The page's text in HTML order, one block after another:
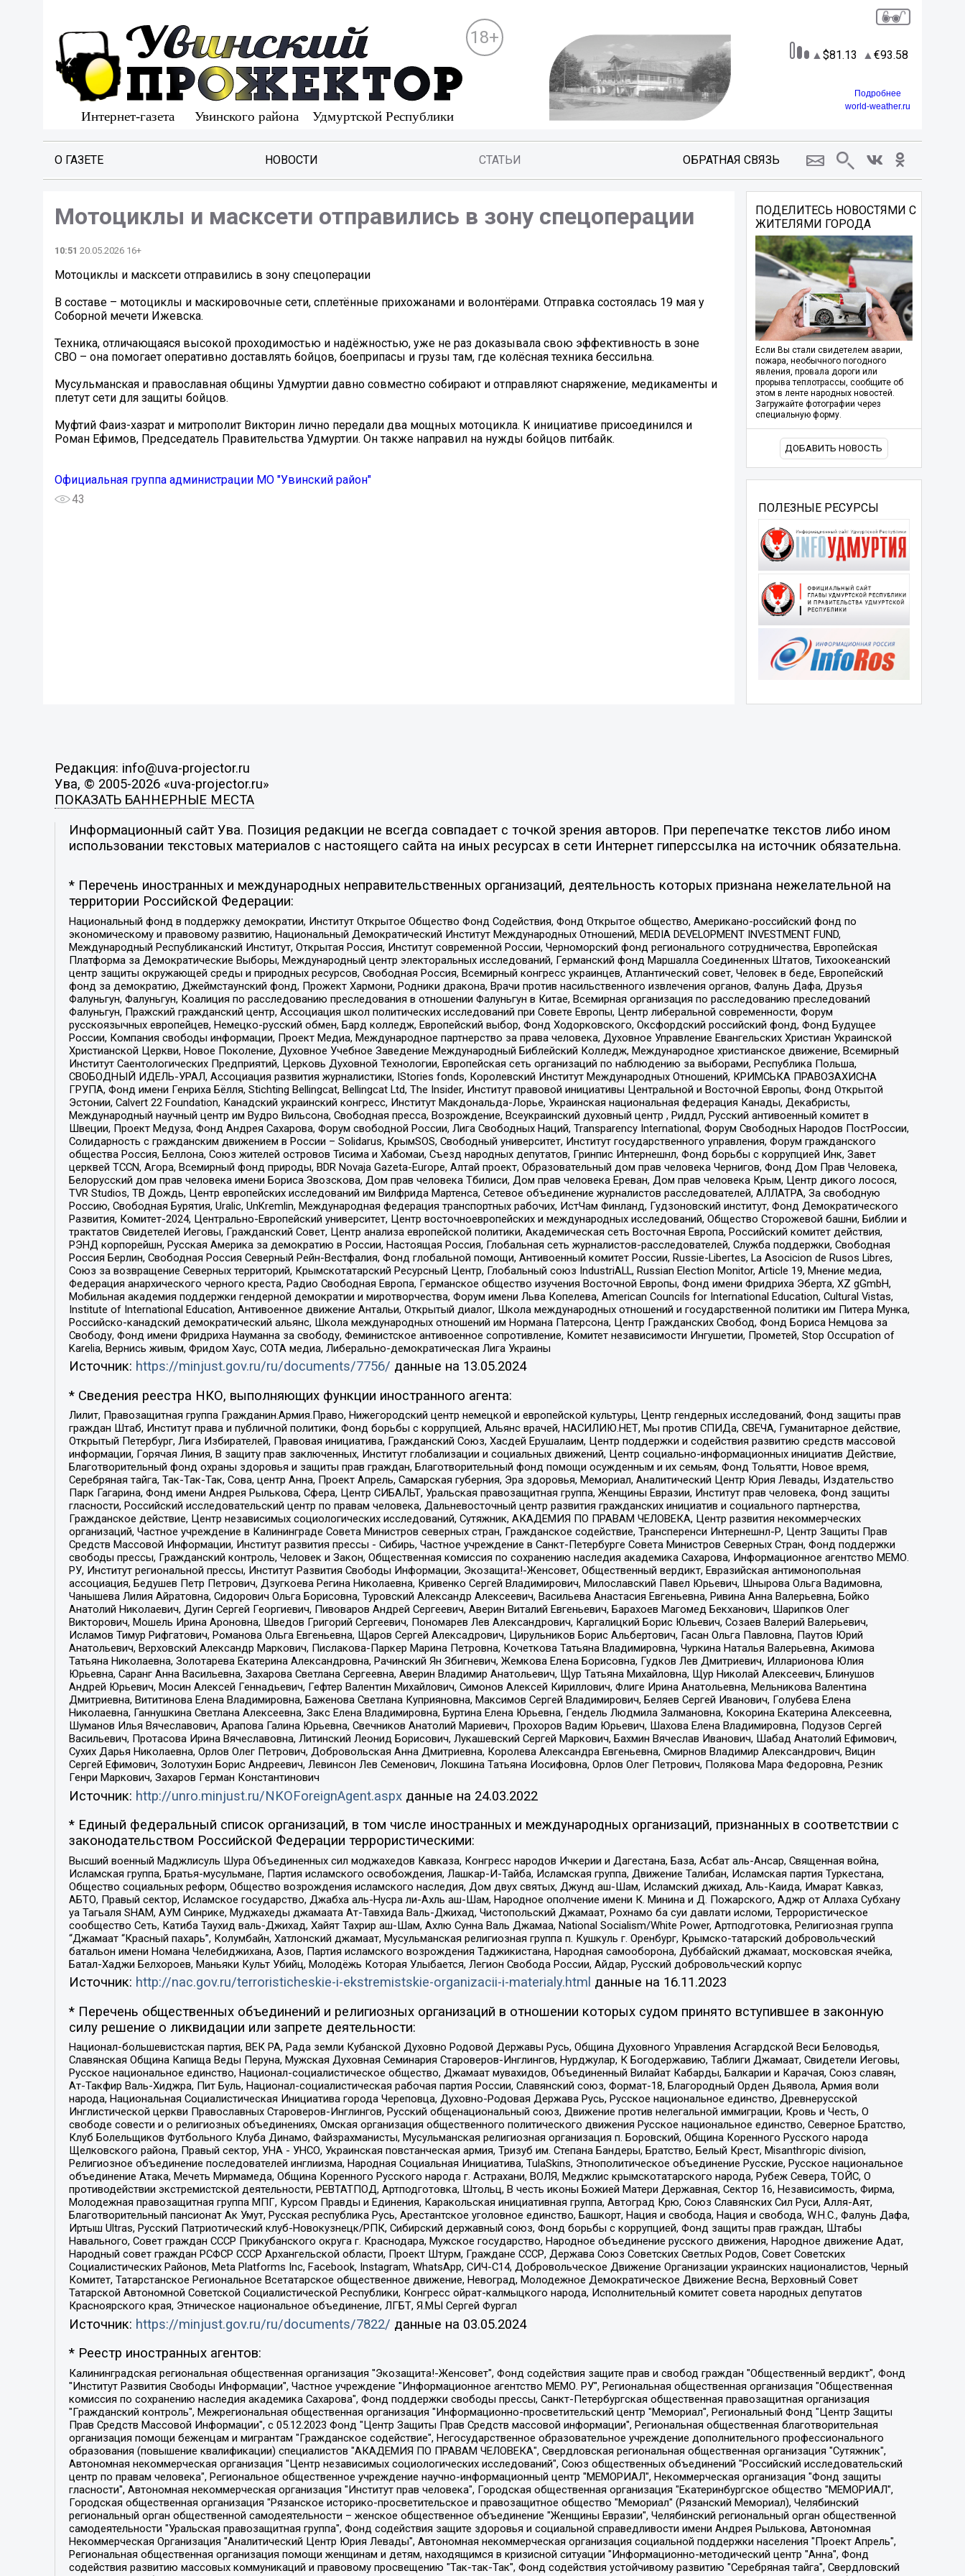
18+
81.13 93.58
Подробнее
world-weather.ru
О ГАЗЕТЕ НОВОСТИ СТАТЬИ ОБРАТНАЯ СВЯЗЬ
Мотоциклы и масксети отправились в зону спецоперации
10:51 20.05.2026 16+
Мотоциклы и масксети отправились в зону спецоперации
В составе – мотоциклы и маскировочные сети, сплетённые прихожанами и волонтёрами. Отправка состоялась 19 мая у
Соборной мечети Ижевска.
Техника, отличающаяся высокой проходимостью и надёжностью, уже не раз доказывала свою эффективность в зоне
СВО – она помогает оперативно доставлять бойцов, боеприпасы и грузы там, где колёсная техника бессильна.
Мусульманская и православная общины Удмуртии давно совместно собирают и отправляют снаряжение, медикаменты и
плетут сети для защиты бойцов.
Муфтий Фаиз-хазрат и митрополит Викторин лично передали два мощных мотоцикла. К инициативе присоединился и
Роман Ефимов, Председатель Правительства Удмуртии. Он также направил на нужды бойцов питбайк.
Официальная группа администрации МО "Увинский район"
43
ПОДЕЛИТЕСЬ НОВОСТЯМИ С
ЖИТЕЛЯМИ ГОРОДА
Если Вы стали свидетелем аварии,
пожара, необычного погодного
явления, провала дороги или
прорыва теплотрассы, сообщите об
этом в ленте народных новостей.
Загружайте фотографии через
специальную форму.
ДОБАВИТЬ НОВОСТЬ
ПОЛЕЗНЫЕ РЕСУРСЫ
Редакция: info@uva-projector.ru
Ува, © 2005-2026 «uva-projector.ru»
ПОКАЗАТЬ БАННЕРНЫЕ МЕСТА
Информационный сайт Ува. Позиция редакции не всегда совпадает с точкой зрения авторов. При перепечатке текстов либо ином
использовании текстовых материалов с настоящего сайта на иных ресурсах в сети Интернет гиперссылка на источник обязательна.
* Перечень иностранных и международных неправительственных организаций, деятельность которых признана нежелательной на
территории Российской Федерации:
Национальный фонд в поддержку демократии, Институт Открытое Общество Фонд Содействия, Фонд Открытое общество, Американо-российский фонд по
экономическому и правовому развитию, Национальный Демократический Институт Международных Отношений, MEDIA DEVELOPMENT INVESTMENT FUND,
Международный Республиканский Институт, Открытая Россия, Институт современной России, Черноморский фонд регионального сотрудничества, Европейская
Платформа за Демократические Выборы, Международный центр электоральных исследований, Германский фонд Маршалла Соединенных Штатов, Тихоокеанский
центр защиты окружающей среды и природных ресурсов, Свободная Россия, Всемирный конгресс украинцев, Атлантический совет, Человек в беде, Европейский
фонд за демократию, Джеймстаунский фонд, Прожект Хармони, Родники дракона, Врачи против насильственного извлечения органов, Фалунь Дафа, Друзья
Фалуньгун, Фалуньгун, Коалиция по расследованию преследования в отношении Фалуньгун в Китае, Всемирная организация по расследованию преследований
Фалуньгун, Пражский гражданский центр, Ассоциация школ политических исследований при Совете Европы, Центр либеральной современности, Форум
русскоязычных европейцев, Немецко-русский обмен, Бард колледж, Европейский выбор, Фонд Ходорковского, Оксфордский российский фонд, Фонд Будущее
России, Компания свободы информации, Проект Медиа, Международное партнерство за права человека, Духовное Управление Евангельских Христиан Украинской
Христианской Церкви, Новое Поколение, Духовное Учебное Заведение Международный Библейский Колледж, Международное христианское движение, Всемирный
Институт Саентологических Предприятий, Церковь Духовной Технологии, Европейская сеть организаций по наблюдению за выборами, Республика Польша,
СВОБОДНЫЙ ИДЕЛЬ-УРАЛ, Ассоциация развития журналистики, IStories fonds, Королевский Институт Международных Отношений, КРИМСЬКА ПРАВОЗАХИСНА
ГРУПА, Фонд имени Генриха Бёлля, Stichting Bellingcat, Bellingcat Ltd, The Insider, Институт правовой инициативы Центральной и Восточной Европы, Фонд Открытой
Эстонии, Calvert 22 Foundation, Канадский украинский конгресс, Институт Макдональда-Лорье, Украинская национальная федерация Канады, Декабристы,
Международный научный центр им Вудро Вильсона, Свободная пресса, Возрождение, Всеукраинский духовный центр , Риддл, Русский антивоенный комитет в
Швеции, Проект Медуза, Фонд Андрея Сахарова, Форум свободной России, Лига Свободных Наций, Transparеncy International, Форум Свободных Народов ПостРоссии,
Солидарность с гражданским движением в России – Solidarus, КрымSOS, Свободный университет, Институт государственного управления, Форум гражданского
общества Россия, Беллона, Союз жителей островов Тисима и Хабомаи, Съезд народных депутатов, Гринпис Интернешнл, Фонд борьбы с коррупцией Инк, Завет
церквей TCCN, Агора, Всемирный фонд природы, BDR Novaja Gazeta-Europe, Алтай проект, Образовательный дом прав человека Чернигов, Фонд Дом Прав Человека,
Белорусский дом прав человека имени Бориса Звозскова, Дом прав человека Тбилиси, Дом прав человека Ереван, Дом прав человека Крым, Центр дикого лосося,
TVR Studios, ТВ Дождь, Центр европейских исследований им Вилфрида Мартенса, Сетевое объединение журналистов расследователей, АЛЛАТРА, За свободную
Россию, Свободная Бурятия, Uralic, UnKremlin, Международная федерация транспортных рабочих, ИстЧам Финланд, Гудзоновский институт, Фонд Демократического
Развития, Комитет-2024, Центрально-Европейский университет, Центр восточноевропейских и международных исследований, Общество Сторожевой башни, Библии и
трактатов Свидетелей Иеговы, Гражданский Совет, Центр анализа европейской политики, Академическая сеть Восточная Европа, Российский комитет действия,
РЭНД корпорейшн, Русская Америка за демократию в России, Настоящая Россия, Глобальная сеть журналистов-расследователей, Служба поддержки, Свободная
Россия Берлин, Свободная Россия Северный Рейн-Вестфалия, Фонд глобальной помощи, Антивоенный комитет России, Russie-Libertes, La Asocicion de Rusos Libres,
Союз за возвращение Северных территорий, Крымскотатарский Ресурсный Центр, Глобальный союз IndustriALL, Russian Election Monitor, Article 19, Мнение медиа,
Федерация анархического черного креста, Радио Свободная Европа, Германское общество изучения Восточной Европы, Фонд имени Фридриха Эберта, XZ gGmbH,
Мобильная академия поддержки гендерной демократии и миротворчества, Форум имени Льва Копелева, American Councils for International Education, Cultural Vistas,
Institute of International Education, Антивоенное движение Антальи, Открытый диалог, Школа международных отношений и государственной политики им Питера Мунка,
Российско-канадский демократический альянс, Школа международных отношений им Нормана Патерсона, Центр Гражданских Свобод, Фонд Бориса Немцова за
Свободу, Фонд имени Фридриха Науманна за свободу, Феминистское антивоенное сопротивление, Комитет независимости Ингушетии, Прометей, Stop Occupation of
Karelia, Вернись живым, Фридом Хаус, СОТА медиа, Либерально-демократическая Лига Украины
Источник: https://minjust.gov.ru/ru/documents/7756/ данные на 13.05.2024
* Сведения реестра НКО, выполняющих функции иностранного агента:
Лилит, Правозащитная группа Гражданин.Армия.Право, Нижегородский центр немецкой и европейской культуры, Центр гендерных исследований, Фонд защиты прав
граждан Штаб, Институт права и публичной политики, Фонд борьбы с коррупцией, Альянс врачей, НАСИЛИЮ.НЕТ, Мы против СПИДа, СВЕЧА, Гуманитарное действие,
Открытый Петербург, Лига Избирателей, Правовая инициатива, Гражданский Союз, Хасдей Ерушалаим, Центр поддержки и содействия развитию средств массовой
информации, Горячая Линия, В защиту прав заключенных, Институт глобализации и социальных движений, Центр социально-информационных инициатив Действие,
Благотворительный фонд охраны здоровья и защиты прав граждан, Благотворительный фонд помощи осужденным и их семьям, Фонд Тольятти, Новое время,
Серебряная тайга, Так-Так-Так, Сова, центр Анна, Проект Апрель, Самарская губерния, Эра здоровья, Мемориал, Аналитический Центр Юрия Левады, Издательство
Парк Гагарина, Фонд имени Андрея Рылькова, Сфера, Центр СИБАЛЬТ, Уральская правозащитная группа, Женщины Евразии, Институт прав человека, Фонд защиты
гласности, Российский исследовательский центр по правам человека, Дальневосточный центр развития гражданских инициатив и социального партнерства,
Гражданское действие, Центр независимых социологических исследований, Сутяжник, АКАДЕМИЯ ПО ПРАВАМ ЧЕЛОВЕКА, Центр развития некоммерческих
организаций, Частное учреждение в Калининграде Совета Министров северных стран, Гражданское содействие, Трансперенси Интернешнл-Р, Центр Защиты Прав
Средств Массовой Информации, Институт развития прессы - Сибирь, Частное учреждение в Санкт-Петербурге Совета Министров Северных Стран, Фонд поддержки
свободы прессы, Гражданский контроль, Человек и Закон, Общественная комиссия по сохранению наследия академика Сахарова, Информационное агентство МЕМО.
РУ, Институт региональной прессы, Институт Развития Свободы Информации, Экозащита!-Женсовет, Общественный вердикт, Евразийская антимонопольная
ассоциация, Бедушев Петр Петрович, Дзугкоева Регина Николаевна, Кривенко Сергей Владимирович, Милославский Павел Юрьевич, Шнырова Ольга Вадимовна,
Чанышева Лилия Айратовна, Сидорович Ольга Борисовна, Туровский Александр Алексеевич, Васильева Анастасия Евгеньевна, Ривина Анна Валерьевна, Бойко
Анатолий Николаевич, Дугин Сергей Георгиевич, Пивоваров Андрей Сергеевич, Аверин Виталий Евгеньевич, Барахоев Магомед Бекханович, Шарипков Олег
Викторович, Мошель Ирина Ароновна, Шведов Григорий Сергеевич, Пономарев Лев Александрович, Каргалицкий Борис Юльевич, Созаев Валерий Валерьевич,
Исламов Тимур Рифгатович, Романова Ольга Евгеньевна, Щаров Сергей Алексадрович, Цирульников Борис Альбертович, Гасан Ольга Павловна, Паутов Юрий
Анатольевич, Верховский Александр Маркович, Пислакова-Паркер Марина Петровна, Кочеткова Татьяна Владимировна, Чуркина Наталья Валерьевна, Акимова
Татьяна Николаевна, Золотарева Екатерина Александровна, Рачинский Ян Збигневич, Жемкова Елена Борисовна, Гудков Лев Дмитриевич, Илларионова Юлия
Юрьевна, Саранг Анна Васильевна, Захарова Светлана Сергеевна, Аверин Владимир Анатольевич, Щур Татьяна Михайловна, Щур Николай Алексеевич, Блинушов
Андрей Юрьевич, Мосин Алексей Геннадьевич, Гефтер Валентин Михайлович, Симонов Алексей Кириллович, Флиге Ирина Анатольевна, Мельникова Валентина
Дмитриевна, Вититинова Елена Владимировна, Баженова Светлана Куприяновна, Максимов Сергей Владимирович, Беляев Сергей Иванович, Голубева Елена
Николаевна, Ганнушкина Светлана Алексеевна, Закс Елена Владимировна, Буртина Елена Юрьевна, Гендель Людмила Залмановна, Кокорина Екатерина Алексеевна,
Шуманов Илья Вячеславович, Арапова Галина Юрьевна, Свечников Анатолий Мариевич, Прохоров Вадим Юрьевич, Шахова Елена Владимировна, Подузов Сергей
Васильевич, Протасова Ирина Вячеславовна, Литинский Леонид Борисович, Лукашевский Сергей Маркович, Бахмин Вячеслав Иванович, Шабад Анатолий Ефимович,
Сухих Дарья Николаевна, Орлов Олег Петрович, Добровольская Анна Дмитриевна, Королева Александра Евгеньевна, Смирнов Владимир Александрович, Вицин
Сергей Ефимович, Золотухин Борис Андреевич, Левинсон Лев Семенович, Локшина Татьяна Иосифовна, Орлов Олег Петрович, Полякова Мара Федоровна, Резник
Генри Маркович, Захаров Герман Константинович
Источник: http://unro.minjust.ru/NKOForeignAgent.aspxданные на 24.03.2022
* Единый федеральный список организаций, в том числе иностранных и международных организаций, признанных в соответствии с
законодательством Российской Федерации террористическими:
Высший военный Маджлисуль Шура Объединенных сил моджахедов Кавказа, Конгресс народов Ичкерии и Дагестана, База, Асбат аль-Ансар, Священная война,
Исламская группа, Братья-мусульмане, Партия исламского освобождения, Лашкар-И-Тайба, Исламская группа, Движение Талибан, Исламская партия Туркестана,
Общество социальных реформ, Общество возрождения исламского наследия, Дом двух святых, Джунд аш-Шам, Исламский джихад, Аль-Каида, Имарат Кавказ,
АБТО, Правый сектор, Исламское государство, Джабха аль-Нусра ли-Ахль аш-Шам, Народное ополчение имени К. Минина и Д. Пожарского, Аджр от Аллаха Субхану
уа Тагьаля SHAM, АУМ Синрике, Муджахеды джамаата Ат-Тавхида Валь-Джихад, Чистопольский Джамаат, Рохнамо ба суи давлати исломи, Террористическое
сообщество Сеть, Катиба Таухид валь-Джихад, Хайят Тахрир аш-Шам, Ахлю Сунна Валь Джамаа, National Socialism/White Power, Артподготовка, Религиозная группа
“Джамаат “Красный пахарь”, Колумбайн, Хатлонский джамаат, Мусульманская религиозная группа п. Кушкуль г. Оренбург, Крымско-татарский добровольческий
батальон имени Номана Челебиджихана, Азов, Партия исламского возрождения Таджикистана, Народная самооборона, Дуббайский джамаат, московская ячейка,
Батал-Хаджи Белхороев, Маньяки Культ Убийц, Молодёжь Которая Улыбается, Легион Свобода России, Айдар, Русский добровольческий корпус
Источник: http://nac.gov.ru/terroristicheskie-i-ekstremistskie-organizacii-i-materialy.html данные на 16.11.2023
* Перечень общественных объединений и религиозных организаций в отношении которых судом принято вступившее в законную
силу решение о ликвидации или запрете деятельности:
Национал-большевистская партия, ВЕК РА, Рада земли Кубанской Духовно Родовой Державы Русь, Община Духовного Управления Асгардской Веси Беловодья,
Славянская Община Капища Веды Перуна, Мужская Духовная Семинария Староверов-Инглингов, Нурджулар, К Богодержавию, Таблиги Джамаат, Свидетели Иеговы,
Русское национальное единство, Национал-социалистическое общество, Джамаат мувахидов, Объединенный Вилайат Кабарды, Балкарии и Карачая, Союз славян,
Ат-Такфир Валь-Хиджра, Пит Буль, Национал-социалистическая рабочая партия России, Славянский союз, Формат-18, Благородный Орден Дьявола, Армия воли
народа, Национальная Социалистическая Инициатива города Череповца, Духовно-Родовая Держава Русь, Русское национальное единство, Древнерусской
Инглистической церкви Православных Староверов-Инглингов, Русский общенациональный союз, Движение против нелегальной иммиграции, Кровь и Честь, О
свободе совести и о религиозных объединениях, Омская организация общественного политического движения Русское национальное единство, Северное Братство,
Клуб Болельщиков Футбольного Клуба Динамо, Файзрахманисты, Мусульманская религиозная организация п. Боровский, Община Коренного Русского народа
Щелковского района, Правый сектор, УНА - УНСО, Украинская повстанческая армия, Тризуб им. Степана Бандеры, Братство, Белый Крест, Misanthropic division,
Религиозное объединение последователей инглиизма, Народная Социальная Инициатива, TulaSkins, Этнополитическое объединение Русские, Русское национальное
объединение Атака, Мечеть Мирмамеда, Община Коренного Русского народа г. Астрахани, ВОЛЯ, Меджлис крымскотатарского народа, Рубеж Севера, ТОЙС, О
противодействии экстремистской деятельности, РЕВТАТПОД, Артподготовка, Штольц, В честь иконы Божией Матери Державная, Сектор 16, Независимость, Фирма,
Молодежная правозащитная группа МПГ, Курсом Правды и Единения, Каракольская инициативная группа, Автоград Крю, Союз Славянских Сил Руси, Алля-Аят,
Благотворительный пансионат Ак Умут, Русская республика Русь, Арестантское уголовное единство, Башкорт, Нация и свобода, Нация и свобода, W.H.С., Фалунь Дафа,
Иртыш Ultras, Русский Патриотический клуб-Новокузнецк/РПК, Сибирский державный союз, Фонд борьбы с коррупцией, Фонд защиты прав граждан, Штабы
Навального, Совет граждан СССР Прикубанского округа г. Краснодара, Мужское государство, Народное объединение русского движения, Народное движение Адат,
Народный совет граждан РСФСР СССР Архангельской области, Проект Штурм, Граждане СССР, Держава Союз Советских Светлых Родов, Совет Советских
Социалистических Районов, Meta Platforms Inc, Facebook, Instagram, WhatsApp, СИЧ-С14, Добровольческое Движение Организации украинских националистов, Черный
Комитет, Татарстанское Региональное Всетатарское общественное движение, Невоград, Молодежное Демократическое Движение Весна, Верховный Совет
Татарской Автономной Советской Социалистической Республики, Конгресс ойрат-калмыцкого народа, Исполнительный комитет совета народных депутатов
Красноярского края, Этническое национальное объединение, ЛГБТ, Я.МЫ Сергей Фургал
Источник: https://minjust.gov.ru/ru/documents/7822/ данные на 03.05.2024
* Реестр иностранных агентов:
Калининградская региональная общественная организация "Экозащита!-Женсовет", Фонд содействия защите прав и свобод граждан "Общественный вердикт", Фонд "Институт Развития Свободы Информации", Частное учреждение "Информационное агентство МЕМО. РУ", Региональная общественная организация "Общественная комиссия по сохранению наследия академика Сахарова", Фонд поддержки свободы прессы, Санкт-Петербургская общественная правозащитная организация "Гражданский контроль", Межрегиональная общественная организация "Информационно-просветительский центр "Мемориал", Региональный Фонд "Центр Защиты Прав Средств Массовой Информации", с 05.12.2023 Фонд "Центр Защиты Прав Средств массовой информации", Региональная общественная благотворительная организация помощи беженцам и мигрантам "Гражданское содействие", Негосударственное образовательное учреждение дополнительного профессионального образования (повышение квалификации) специалистов "АКАДЕМИЯ ПО ПРАВАМ ЧЕЛОВЕКА", Свердловская региональная общественная организация "Сутяжник", Автономная некоммерческая организация "Центр независимых социологических исследований", Союз общественных объединений "Российский исследовательский центр по правам человека", Региональное общественное учреждение научно-информационный центр "МЕМОРИАЛ", Некоммерческая организация "Фонд защиты гласности", Автономная некоммерческая организация "Институт прав человека", Городская общественная организация "Екатеринбургское общество "МЕМОРИАЛ", Городская общественная организация "Рязанское историко-просветительское и правозащитное общество "Мемориал" (Рязанский Мемориал), Челябинский региональный орган общественной самодеятельности – женское общественное объединение "Женщины Евразии", Челябинский региональный орган общественной самодеятельности "Уральская правозащитная группа", Фонд содействия защите здоровья и социальной справедливости имени Андрея Рылькова, Автономная Некоммерческая Организация "Аналитический Центр Юрия Левады", Автономная некоммерческая организация социальной поддержки населения "Проект Апрель", Региональная общественная организация помощи женщинам и детям, находящимся в кризисной ситуации "Информационно-методический центр "Анна", Фонд содействия развитию массовых коммуникаций и правовому просвещению "Так-так-Так", Фонд содействия устойчивому развитию "Серебряная тайга", Свердловский региональный общественный фонд социальных проектов "Новое время", "Idel.Реалии", Кавказ.Реалии, Крым.Реалии, Телеканал Настоящее Время, Татаро-башкирская служба Радио Свобода (Azatliq Radiosi), Радио Свободная Европа/Радио Свобода (PCE/PC), "Сибирь.Реалии", "Фактограф", Благотворительный фонд помощи осужденным и их семьям, Автономная некоммерческая организация "Институт глобализации и социальных движений", Фонд "В защиту прав заключенных", Частное учреждение "Центр поддержки и содействия развитию средств массовой информации", Пензенский региональный общественный благотворительный фонд "Гражданский союз", "Север.Реалии", Некоммерческая организация Фонд "Правовая инициатива", Общество с ограниченной ответственностью "Радио Свободная Европа/Радио Свобода", Чешское информационное агентство "MEDIUM-ORIENT", Красноярская региональная общественная организация "Мы против СПИДа", Камалягин Денис Николаевич, Маркелов Сергей Евгеньевич, Пономарев Лев Александрович, Савицкая Людмила Алексеевна, Автономная некоммерческая организация "Центр по работе с проблемой насилия "НАСИЛИЮ.НЕТ", Межрегиональный профессиональный союз работников здравоохранения "Альянс врачей", Юридическое лицо, зарегистрированное в Латвийской Республике, SIA "Medusa Project" (регистрационный номер 40103797863, дата регистрации 10.06.2014), Некоммерческая организация "Фонд по борьбе с коррупцией", Автономная некоммерческая организация "Институт права и публичной политики", Баданин Роман Сергеевич, Гликин Максим Александрович, Железнова Мария Михайловна, Лукьянова Юлия Сергеевна, Маетная Елизавета Витальевна, Маняхин Петр Борисович, Чуракова Ольга Владимировна, Ярош Юлия Петровна, Юридическое лицо "The Insider SIA", зарегистрированное в Риге, Латвийская Республика (дата регистрации 26.06.2015), являющееся администратором доменного имени интернет-издания "The Insider SIA", https://theins.ru, Постернак Алексей Евгеньевич, Рубин Михаил Аркадьевич, Анин Роман Александрович, Юридическое лицо Istories fonds, зарегистрированное в Латвийской Республике (регистрационный номер 50008295751, дата регистрации 24.02.2020), Великовский Дмитрий Александрович, Долинина Ирина Николаевна, Мароховская Алеся Алексеевна, Шлейнов Роман Юрьевич, Шмагун Олеся Валентиновна, Общество с ограниченной ответственностью "Альтаир 2021", Общество с ограниченной ответственностью "Вега 2021", Общество с ограниченной ответственностью "Главный редактор 2021", Общество с ограниченной ответственностью "Ромашки монолит", Важенков Артем Валерьевич, Ивановская областная общественная организация "Центр гендерных исследований", Гурман Юрий Альбертович, Медиапроект "ОВД-Инфо", Егоров Владимир Владимирович, Жилинский Владимир Александрович, Общество с ограниченной ответственностью "ЗП", Иванова София Юрьевна, Карезина Инна Павловна, Кильтау Екатерина Викторовна, Петров Алексей Викторович, Пискунов Сергей Евгеньевич, Смирнов Сергей Сергеевич, Тихонов Михаил Сергеевич, Общество с ограниченной ответственностью "ЖУРНАЛИСТ-ИНОСТРАННЫЙ АГЕНТ", Арапова Галина Юрьевна, Вольтская Татьяна Анатольевна, Американская компания "Mason G.E.S. Anonymous Foundation" (США), являющаяся владельцем интернет-издания https://mnews.world/, Компания "Stichting Bellingcat", зарегистрированная в Нидерландах (дата регистрации 11.07.2018), Захаров Андрей Вячеславович, Клепиковская Екатерина Дмитриевна, Общество с ограниченной ответственностью "МЕМО", Перл Роман Александрович, Симонов Евгений Алексеевич, Соловьева Елена Анатольевна, Сотников Даниил Владимирович, Сурначева Елизавета Дмитриевна, Автономная некоммерческая организация по защите прав человека и информированию населения "Якутия – Наше Мнение", Общество с ограниченной ответственностью "Москоу диджитал медиа", с 26.01.2023 Общество с ограниченной ответственностью "Чайка Белые сады", Ветошкина Валерия Валерьевна, Заговора Максим Александрович, Межрегиональное общественное движение "Российская ЛГБТ - сеть", Оленичев Максим Владимирович, Павлов Иван Юрьевич, Скворцова Елена Сергеевна, Общество с ограниченной ответственностью "Как бы инагент", Кочетков Игорь Викторович, Общество с ограниченной ответственностью "Честные выборы", Еланчик Олег Александрович, Общество с ограниченной ответственностью "Нобелевский призыв", Гималова Регина Эмилевна, Григорьев Андрей Валерьевич, Григорьева Алина Александровна, Ассоциация по содействию защите прав призывников, альтернативнослужащих и военнослужащих "Правозащитная группа "Гражданин.Армия.Право", Хисамова Регина Фаритовна, Автономная некоммерческая организация по реализации социально-правовых программ "Лилит", Дальневосточное общественное движение "Маяк", Санкт-Петербургская ЛГБТ-инициативная группа "Выход", Инициативная группа ЛГБТ+ "Реверс", Алексеев Андрей Викторович, Бекбулатова Таисия Львовна, Беляев Иван Михайлович, Владыкина Елена Сергеевна, Гельман Марат Александрович, Никульшина Вероника Юрьевна, Толоконникова Надежда Андреевна, Шендерович Виктор Анатольевич, Общество с ограниченной ответственностью "Данное сообщение", Общество с ограниченной ответственностью Издательский дом "Новая глава", Айнбиндер Александра Александровна, Московский комьюнити-центр для ЛГБТ+инициатив, Благотворительный фонд развития филантропии, Deutsche Welle (Германия, Kurt-Schumacher-Strasse 3, 53113 Bonn), Борзунова Мария Михайловна, Воробьев Виктор Викторович, Голубева Анна Львовна, Константинова Алла Михайловна, Малкова Ирина Владимировна, Мурадов Мурад Абдулгалимович, Осетинская Елизавета Николаевна, Понасенков Евгений Николаевич, Ганапольский Матвей Юрьевич, Киселев Евгений Алексеевич, Борухович Ирина Григорьевна, Дремин Иван Тимофеевич, Дубровский Дмитрий Викторович, Красноярская региональная общественная организация поддержки и развития альтернативных образовательных технологий и межкультурных коммуникаций "ИНТЕРРА", Маяковская Екатерина Алексеевна, Фейгин Марк Захарович, Филимонов Андрей Викторович, Дзугкоева Регина Николаевна, Доброхотов Роман Александрович, Дудь Юрий Александрович, Елкин Сергей Владимирович, Кругликов Кирилл Игоревич, Сабунаева Мария Леонидовна, Семенов Алексей Владимирович, Шаинян Карен Багратович, Шульман Екатерина Михайловна, Асафьев Артур Валерьевич, Вахштайн Виктор Семенович, Венедиктов Алексей Алексеевич, Лушникова Екатерина Евгеньевна, Волков Леонид Михайлович, Невзоров Александр Глебович, Пархоменко Сергей Борисович, Сироткин Ярослав Николаевич, Кара-Мурза Владимир Владимирович, Баранова Наталья Владимировна, Гозман Леонид Яковлевич, Кагарлицкий Борис Юльевич, Климарев Михаил Валерьевич, Милов Владимир Станиславович, Автономная некоммерческая организация Краснодарский центр современного искусства "Типография", Моргенштерн Алишер Тагирович, Соболь Любовь Эдуардовна, Общество с ограниченной ответственностью "ЛИЗА НОРМ", Каспаров Гарри Кимович, Ходорковский Михаил Борисович, Общество с ограниченной ответственностью "Апрельские тезисы", Данилович Ирина Брониславовна, Кашин Олег Владимирович, Петров Николай Владимирович, Пивоваров Алексей Владимирович, Соколов Михаил Владимирович, Цветкова Юлия Владимировна, Чичваркин Евгений Александрович, Комитет против пыток/Команда против пыток, Общество с ограниченной ответственностью "Первый научный", Общество с ограниченной ответственностью "Вертолет и ко", Белоцерковская Вероника Борисовна, Кац Максим Евгеньевич, Лазарева Татьяна Юрьевна, Шаведдинов Руслан Табризович, Яшин Илья Валерьевич, Общество с ограниченной ответственностью "Иноагент ААВ", Алешковский Дмитрий Петрович, Альбац Евгения Марковна, Быков Дмитрий Львович, Галямина Юлия Евгеньевна, Лойко Сергей Леонидович, Мартынов Кирилл Константинович, Медведев Сергей Александрович, Крашенинников Федор Геннадиевич, Гордеева Катерина Вл